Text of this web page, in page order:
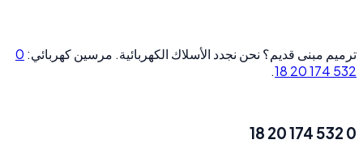
ترميم مبنى قديم؟ نحن نجدد الأسلاك الكهربائية. مرسين كهربائي: 0
532 174 20 18
.
0 532 174 20 18